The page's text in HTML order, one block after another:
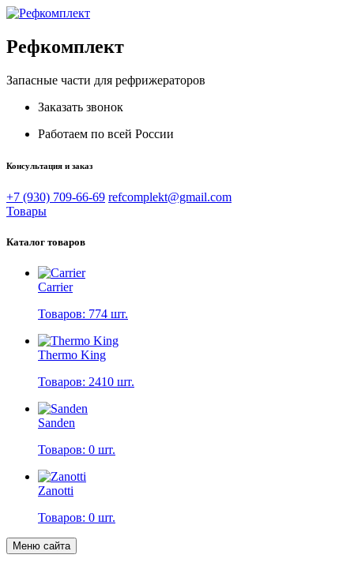
Рефкомплект
Запасные части для рефрижераторов
Заказать звонок
Работаем по всей России
Консультация и заказ
+7 (930) 709-66-69 refcomplekt@gmail.com
Товары
Каталог товаров
Carrier
Товаров: 774 шт.
Thermo King
Товаров: 2410 шт.
Sanden
Товаров: 0 шт.
Zanotti
Товаров: 0 шт.
Меню сайта